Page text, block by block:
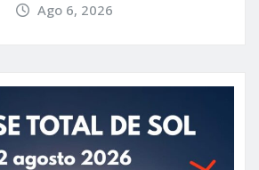
Ago 6, 2026